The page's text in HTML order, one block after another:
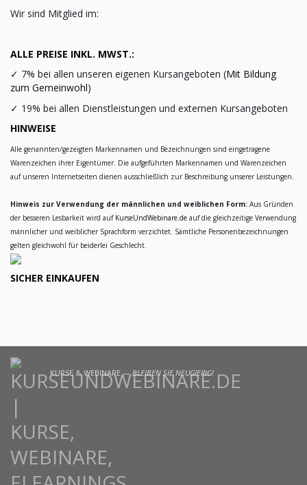
Wir sind Mitglied im:
ALLE PREISE INKL. MWST.:
✓ 7% bei allen unseren eigenen Kursangeboten (Mit Bildung
zum Gemeinwohl)
✓ 19% bei allen Dienstleistungen und externen Kursangeboten
HINWEISE
Alle genannten/gezeigten Markennamen und Bezeichnungen sind eingetragene
Warenzeichen ihrer Eigentümer. Die aufgeführten Markennamen und Warenzeichen
auf unseren Internetseiten dienen ausschließlich zur Beschreibung unserer Leistungen.
Hinweis zur Verwendung der männlichen und weiblichen Form: Aus Gründen
der besseren Lesbarkeit wird auf KurseUndWebinare.de auf die gleichzeitige Verwendung
männlicher und weiblicher Sprachform verzichtet. Sämtliche Personenbezeichnungen
gelten gleichwohl für beiderlei Geschlecht.
SICHER EINKAUFEN
KURSE & WEBINARE —BLEIBEN SIE NEUGIERIG!